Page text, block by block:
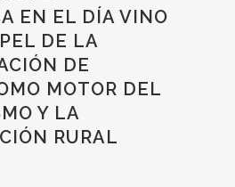
EN EL DÍA VINO
DE LA
DE
MOTOR DEL
Y LA
RURAL